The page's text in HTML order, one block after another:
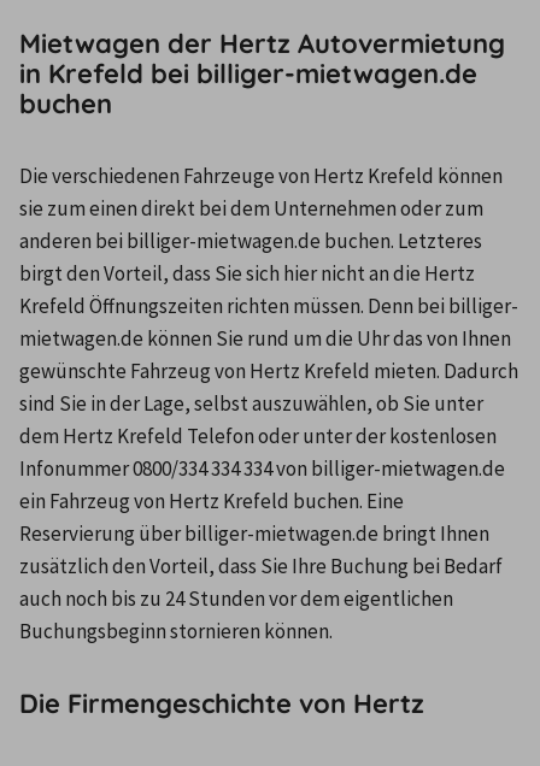
Mietwagen der Hertz Autovermietung
in Krefeld bei billiger-mietwagen.de
buchen
Die verschiedenen Fahrzeuge von Hertz Krefeld können
sie zum einen direkt bei dem Unternehmen oder zum
anderen bei billiger-mietwagen.de buchen. Letzteres
birgt den Vorteil, dass Sie sich hier nicht an die Hertz
Krefeld Öffnungszeiten richten müssen. Denn bei billiger-
mietwagen.de können Sie rund um die Uhr das von Ihnen
gewünschte Fahrzeug von Hertz Krefeld mieten. Dadurch
sind Sie in der Lage, selbst auszuwählen, ob Sie unter
dem Hertz Krefeld Telefon oder unter der kostenlosen
Infonummer 0800/334 334 334 von billiger-mietwagen.de
ein Fahrzeug von Hertz Krefeld buchen. Eine
Reservierung über billiger-mietwagen.de bringt Ihnen
zusätzlich den Vorteil, dass Sie Ihre Buchung bei Bedarf
auch noch bis zu 24 Stunden vor dem eigentlichen
Buchungsbeginn stornieren können.
Die Firmengeschichte von Hertz